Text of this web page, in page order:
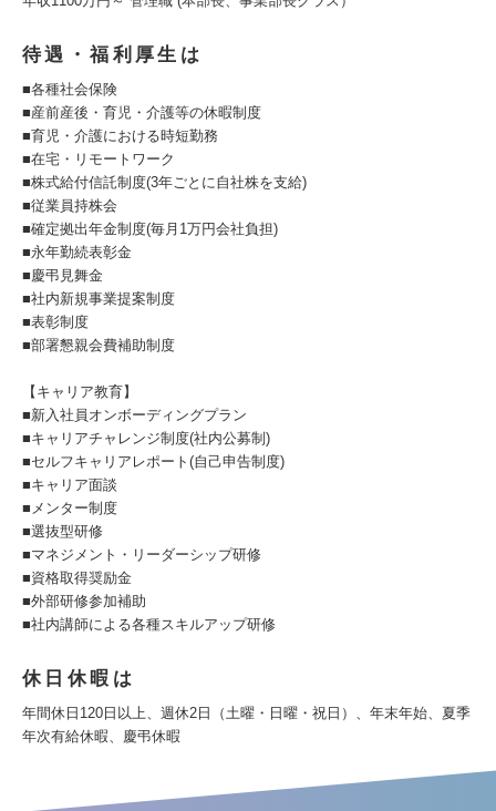
待遇・福利厚生は
■各種社会保険
■産前産後・育児・介護等の休暇制度
■育児・介護における時短勤務
■在宅・リモートワーク
■株式給付信託制度(3年ごとに自社株を支給)
■従業員持株会
■確定拠出年金制度(毎月1万円会社負担)
■永年勤続表彰金
■慶弔見舞金
■社内新規事業提案制度
■表彰制度
■部署懇親会費補助制度
【キャリア教育】
■新入社員オンボーディングプラン
■キャリアチャレンジ制度(社内公募制)
■セルフキャリアレポート(自己申告制度)
■キャリア面談
■メンター制度
■選抜型研修
■マネジメント・リーダーシップ研修
■資格取得奨励金
■外部研修参加補助
■社内講師による各種スキルアップ研修
休日休暇は
年間休日120日以上、週休2日（土曜・日曜・祝日）、年末年始、夏季
年次有給休暇、慶弔休暇